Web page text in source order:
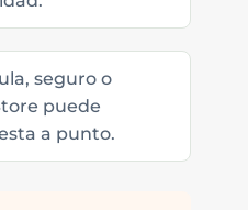
seguro o
puede
a punto.